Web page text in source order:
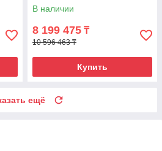
В наличии
8 199 475 ₸
10 596 463 ₸
Купить
ещё